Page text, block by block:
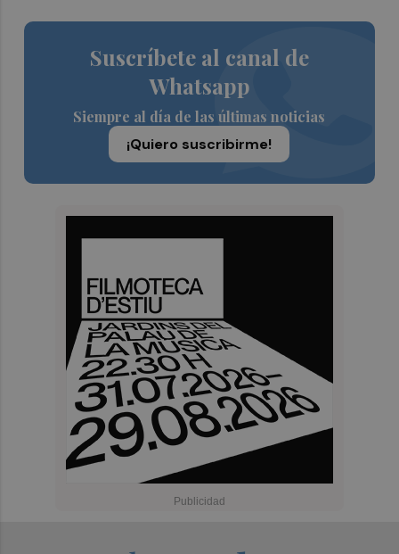
Suscríbete al canal de
Whatsapp
Siempre al día de las últimas noticias
¡Quiero suscribirme!